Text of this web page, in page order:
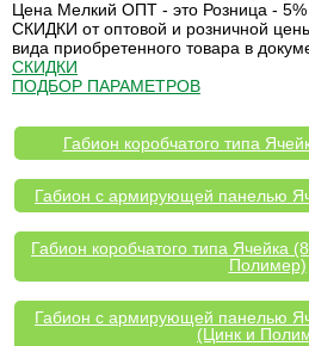
Цена Мелкий ОПТ - это Розница - 5%
СКИДКИ от оптовой и розничной
вида приобретенного товара в
СКИДКИ
ПОДБОР ПАРАМЕТРОВ
Габион коробчатого типа
Габион с армирующей панелью
Габион коробчатого типа Ячейка
Полимер)
Габион с армирующей панелью
(Цинк и